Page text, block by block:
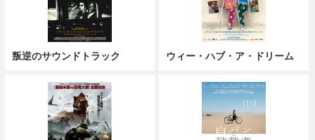
叛逆のサウンドトラック ウィー・ハブ・ア・ドリーム